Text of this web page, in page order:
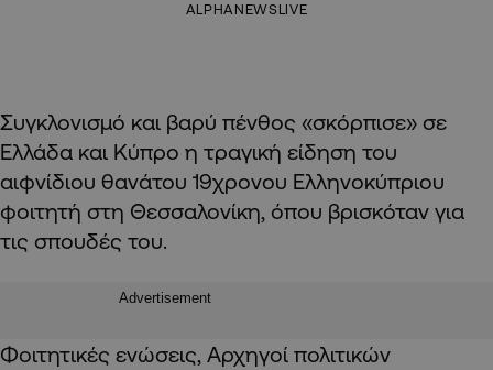
ALPHANEWSLIVE
Συγκλονισμό και βαρύ πένθος «σκόρπισε» σε
Ελλάδα και Κύπρο η τραγική είδηση του
αιφνίδιου θανάτου 19χρονου Ελληνοκύπριου
φοιτητή στη Θεσσαλονίκη, όπου βρισκόταν για
τις σπουδές του.
Advertisement
Φοιτητικές ενώσεις, Αρχηγοί πολιτικών